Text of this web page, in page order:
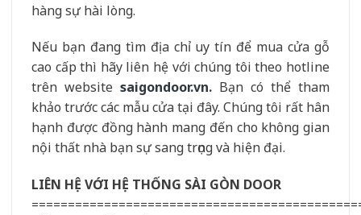
hàng sự hài lòng.
Nếu bạn đang tìm địa chỉ uy tín để mua cửa gỗ
cao cấp thì hãy liên hệ với chúng tôi theo hotline
trên website saigondoor.vn. Bạn có thể tham
khảo trước các mẫu cửa tại đây. Chúng tôi rất hân
hạnh được đồng hành mang đến cho không gian
nội thất nhà bạn sự sang trọng và hiện đại.
LIÊN HỆ VỚI HỆ THỐNG SÀI GÒN DOOR